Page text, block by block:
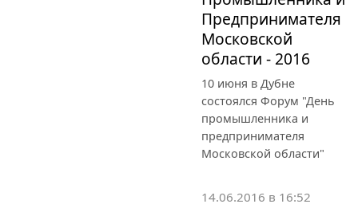
Предпринимателя
Московской
области - 2016
10 июня в Дубне
состоялся Форум "День
промышленника и
предпринимателя
Московской области"
14.06.2016 в 16:52